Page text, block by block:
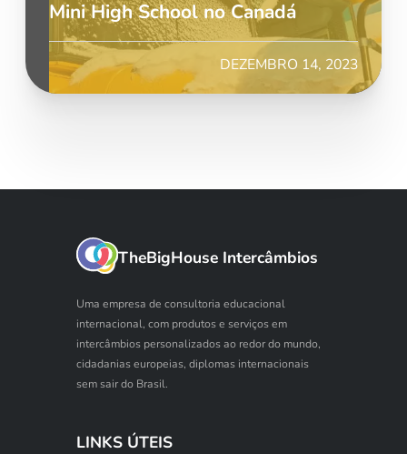
Mini High School no Canadá
DEZEMBRO 14, 2023
TheBigHouse Intercâmbios
Uma empresa de consultoria educacional
internacional, com produtos e serviços em
intercâmbios personalizados ao redor do mundo,
cidadanias europeias, diplomas internacionais
sem sair do Brasil.
LINKS ÚTEIS